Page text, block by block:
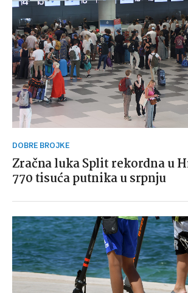
DOBRE BROJKE
Zračna luka Split rekordna u
770 tisuća putnika u srpnju